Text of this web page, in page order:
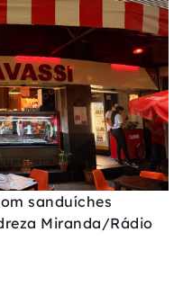
sanduíches
Miranda/Rádio